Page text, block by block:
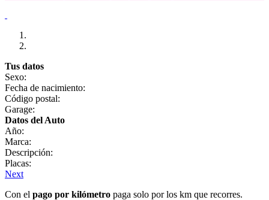
Tus datos
Sexo:
Fecha de nacimiento:
Código postal:
Garage:
Datos del Auto
Año:
Marca:
Descripción:
Placas:
Next
Con el pago por kilómetro paga solo por los km que recorres.